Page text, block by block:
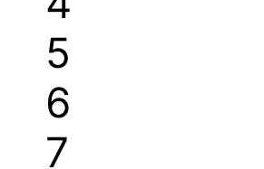
5
6
7